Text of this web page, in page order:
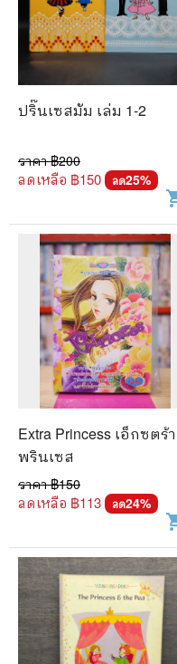
ปริ๊นเซสมัม เล่ม 1-2
ราคา ฿200
ลดเหลือ ฿150 ลด25%
Extra Princess เอ็กซตร้า
พรินเซส
ราคา ฿150
ลดเหลือ ฿113 ลด24%
🐲 หนังสือเด็ก
📕 นิตยสาร
🌎 International Books
📅 สินค้าอื่นๆ